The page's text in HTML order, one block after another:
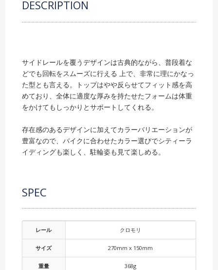
DESCRIPTION
サイドレールを覆うデザインは古典的ながら、普段着な
どでも回転をスムーズに行える 上で、非常に理にかなっ
た型とも言える。トップはやや反らせてフィット感を高
めており、全体に適度な厚みを持たせたフォームは体重
をかけてもしっかりとサポートしてくれる。
存在感のあるデザインに加えてカラーバリエーションが
豊富なので、バイクに合わせたカラー選びでシティーラ
イディングも楽しく、駐輪姿も見て楽しめる。
SPEC
レール クロモリ
サイズ 270mm x 150mm
重量 368g